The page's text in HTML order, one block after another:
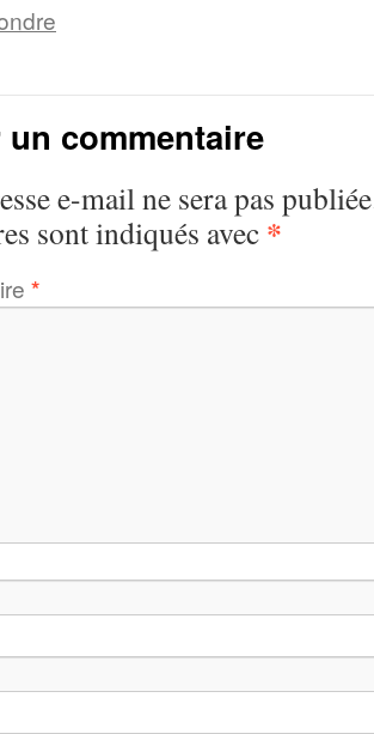
un commentaire
e-mail ne sera pas
sont indiqués avec *
*